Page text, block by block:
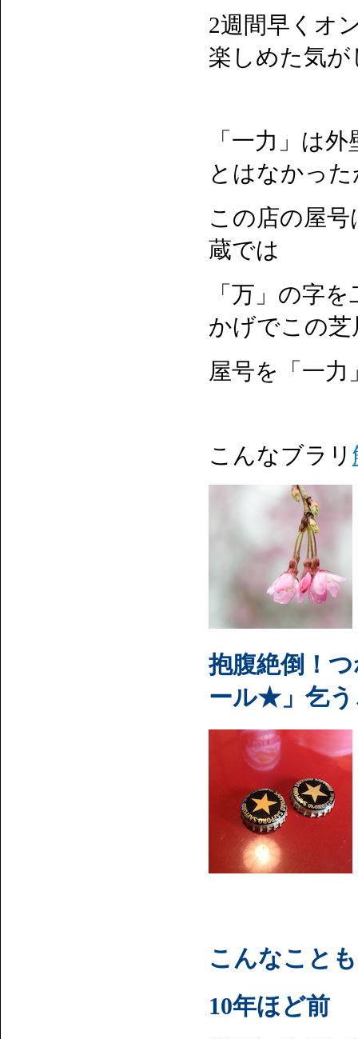
2週間早くオ
楽しめた気が
「一力」は
とはなかっ
この店の屋
蔵では
「万」の字
かげでこの
屋号を「一
こんなブラリ
抱腹絶倒！
ール★」乞う
こんなこと
10年ほど前